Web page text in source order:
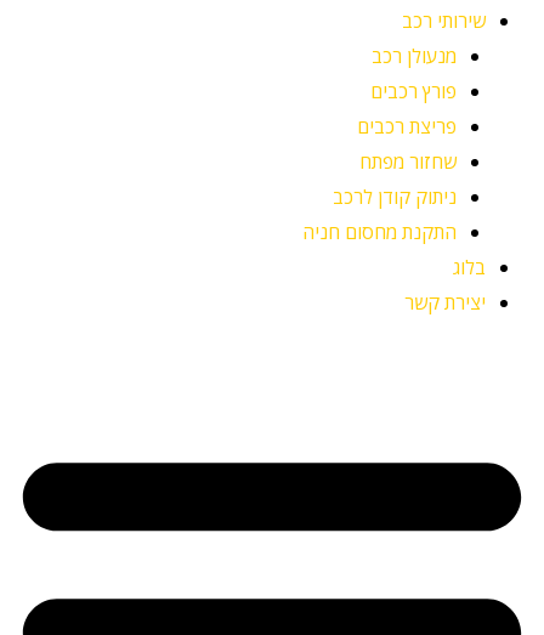
שירותי רכב
מנעולן רכב
פורץ רכבים
פריצת רכבים
שחזור מפתח
ניתוק קודן לרכב
התקנת מחסום חניה
בלוג
יצירת קשר